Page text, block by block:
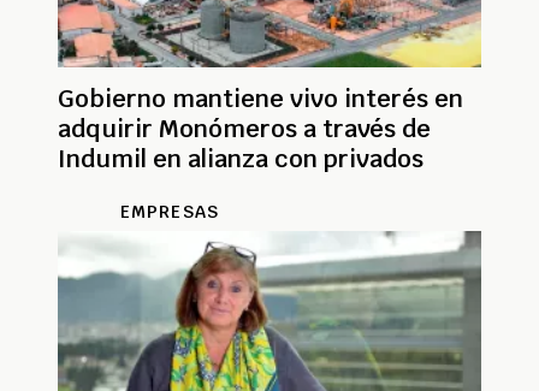
Gobierno mantiene vivo interés en
adquirir Monómeros a través de
Indumil en alianza con privados
EMPRESAS